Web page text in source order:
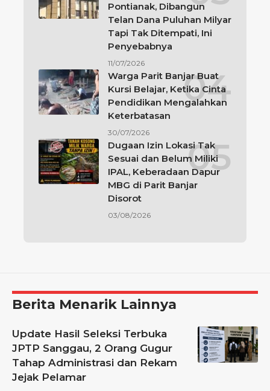
Pontianak, Dibangun
Telan Dana Puluhan Milyar
Tapi Tak Ditempati, Ini
Penyebabnya
11/07/2026
Warga Parit Banjar Buat
Kursi Belajar, Ketika Cinta
Pendidikan Mengalahkan
Keterbatasan
30/07/2026
Dugaan Izin Lokasi Tak
Sesuai dan Belum Miliki
IPAL, Keberadaan Dapur
MBG di Parit Banjar
Disorot
03/08/2026
Berita Menarik Lainnya
Update Hasil Seleksi Terbuka
JPTP Sanggau, 2 Orang Gugur
Tahap Administrasi dan Rekam
Jejak Pelamar